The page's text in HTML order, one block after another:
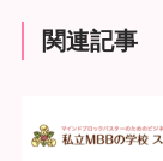
関連記事